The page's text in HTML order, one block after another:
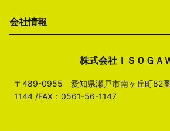
会社情報
株式会社ＩＳＯＧＡ
〒489-0955 愛知県瀬戸市南ヶ丘町82
1144 /FAX：0561-56-1147